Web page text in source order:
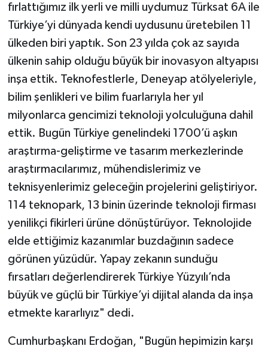
fırlattığımız ilk yerli ve milli uydumuz Türksat 6A ile
Türkiye’yi dünyada kendi uydusunu üretebilen 11
ülkeden biri yaptık. Son 23 yılda çok az sayıda
ülkenin sahip olduğu büyük bir inovasyon altyapısı
inşa ettik. Teknofestlerle, Deneyap atölyeleriyle,
bilim şenlikleri ve bilim fuarlarıyla her yıl
milyonlarca gencimizi teknoloji yolculuğuna dahil
ettik. Bugün Türkiye genelindeki 1700’ü aşkın
araştırma-geliştirme ve tasarım merkezlerinde
araştırmacılarımız, mühendislerimiz ve
teknisyenlerimiz geleceğin projelerini geliştiriyor.
114 teknopark, 13 binin üzerinde teknoloji firması
yenilikçi fikirleri ürüne dönüştürüyor. Teknolojide
elde ettiğimiz kazanımlar buzdağının sadece
görünen yüzüdür. Yapay zekanın sunduğu
fırsatları değerlendirerek Türkiye Yüzyılı’nda
büyük ve güçlü bir Türkiye’yi dijital alanda da inşa
etmekte kararlıyız" dedi.
Cumhurbaşkanı Erdoğan, "Bugün hepimizin karşı